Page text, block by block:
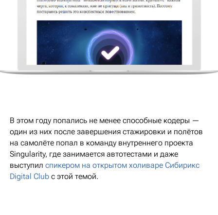
В этом году попались не менее способные кодеры —
один из них после завершения стажировки и полётов
на самолёте попал в команду внутреннего проекта
Singularity, где занимается автотестами и даже
выступил спикером на открытом холиваре Сибирикс
Digital Club с этой темой.